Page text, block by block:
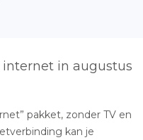
in augustus
pakket, zonder TV en
kan je